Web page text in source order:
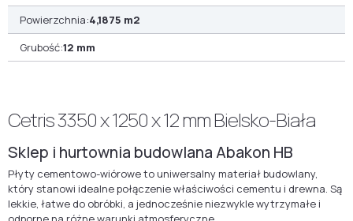
Powierzchnia:4,1875 m2
Grubość:12 mm
Cetris 3350 x 1250 x 12 mm Bielsko-Biała
Sklep i hurtownia budowlana Abakon HB
Płyty cementowo-wiórowe to uniwersalny materiał budowlany,
który stanowi idealne połączenie właściwości cementu i drewna. Są
lekkie, łatwe do obróbki, a jednocześnie niezwykle wytrzymałe i